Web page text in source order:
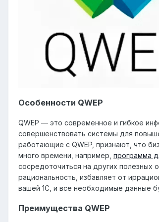
Особенности QWEP
QWEP — это современное и гибкое
совершенствовать системы для
работающие с QWEP, признают, что
много времени, например, программа
сосредоточиться на других полезных
рациональность, избавляет от
вашей 1С, и все необходимые данные
Преимущества QWEP